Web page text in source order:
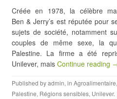
Créée en 1978, la célèbre
Ben & Jerry’s est réputée pour
sujets de société, notamment
couples de même sexe, la
Palestine. La firme a été
Unilever, mais Continue reading
Published byadmin, in Agroalimentaire,
Palestine, Régions sensibles, Unilever.